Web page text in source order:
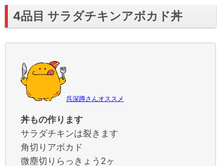
4品目 サラダチキンアボカド丼
呉深蹲さんオススメ
丼もの作ります
サラダチキンは裂きます
角切りアボカド
微塵切りらっきょう2ヶ